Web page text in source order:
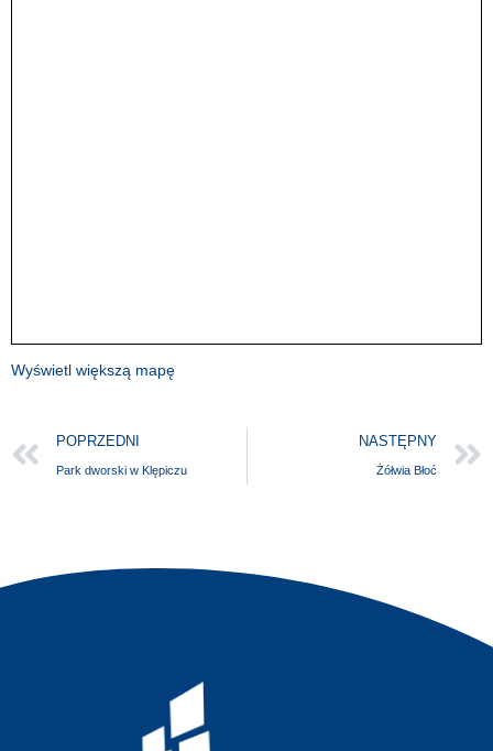
Wyświetl większą mapę
POPRZEDNI
Park dworski w Klępiczu
NASTĘPNY
Żółwia Błoć